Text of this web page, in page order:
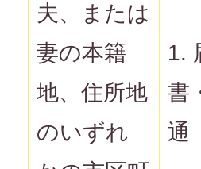
夫、または
妻の本籍
地、住所地
のいずれ
1.
書
通